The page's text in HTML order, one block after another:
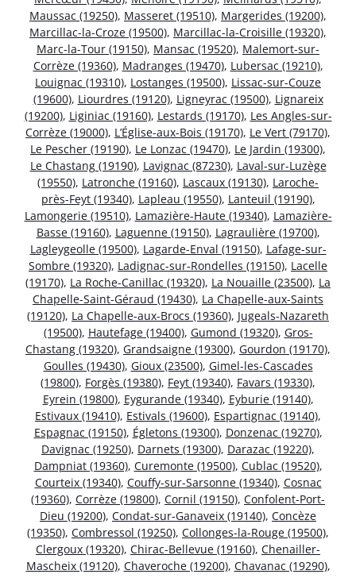
Maussac (19250), Masseret (19510), Margerides (19200),
Marcillac-la-Croze (19500), Marcillac-la-Croisille (19320),
Marc-la-Tour (19150), Mansac (19520), Malemort-sur-
Corrèze (19360), Madranges (19470), Lubersac (19210),
Louignac (19310), Lostanges (19500), Lissac-sur-Couze
(19600), Liourdres (19120), Ligneyrac (19500), Lignareix
(19200), Liginiac (19160), Lestards (19170), Les Angles-sur-
Corrèze (19000), L’Église-aux-Bois (19170), Le Vert (79170),
Le Pescher (19190), Le Lonzac (19470), Le Jardin (19300),
Le Chastang (19190), Lavignac (87230), Laval-sur-Luzège
(19550), Latronche (19160), Lascaux (19130), Laroche-
près-Feyt (19340), Lapleau (19550), Lanteuil (19190),
Lamongerie (19510), Lamazière-Haute (19340), Lamazière-
Basse (19160), Laguenne (19150), Lagraulière (19700),
Lagleygeolle (19500), Lagarde-Enval (19150), Lafage-sur-
Sombre (19320), Ladignac-sur-Rondelles (19150), Lacelle
(19170), La Roche-Canillac (19320), La Nouaille (23500), La
Chapelle-Saint-Géraud (19430), La Chapelle-aux-Saints
(19120), La Chapelle-aux-Brocs (19360), Jugeals-Nazareth
(19500), Hautefage (19400), Gumond (19320), Gros-
Chastang (19320), Grandsaigne (19300), Gourdon (19170),
Goulles (19430), Gioux (23500), Gimel-les-Cascades
(19800), Forgès (19380), Feyt (19340), Favars (19330),
Eyrein (19800), Eygurande (19340), Eyburie (19140),
Estivaux (19410), Estivals (19600), Espartignac (19140),
Espagnac (19150), Égletons (19300), Donzenac (19270),
Davignac (19250), Darnets (19300), Darazac (19220),
Dampniat (19360), Curemonte (19500), Cublac (19520),
Courteix (19340), Couffy-sur-Sarsonne (19340), Cosnac
(19360), Corrèze (19800), Cornil (19150), Confolent-Port-
Dieu (19200), Condat-sur-Ganaveix (19140), Concèze
(19350), Combressol (19250), Collonges-la-Rouge (19500),
Clergoux (19320), Chirac-Bellevue (19160), Chenailler-
Mascheix (19120), Chaveroche (19200), Chavanac (19290),